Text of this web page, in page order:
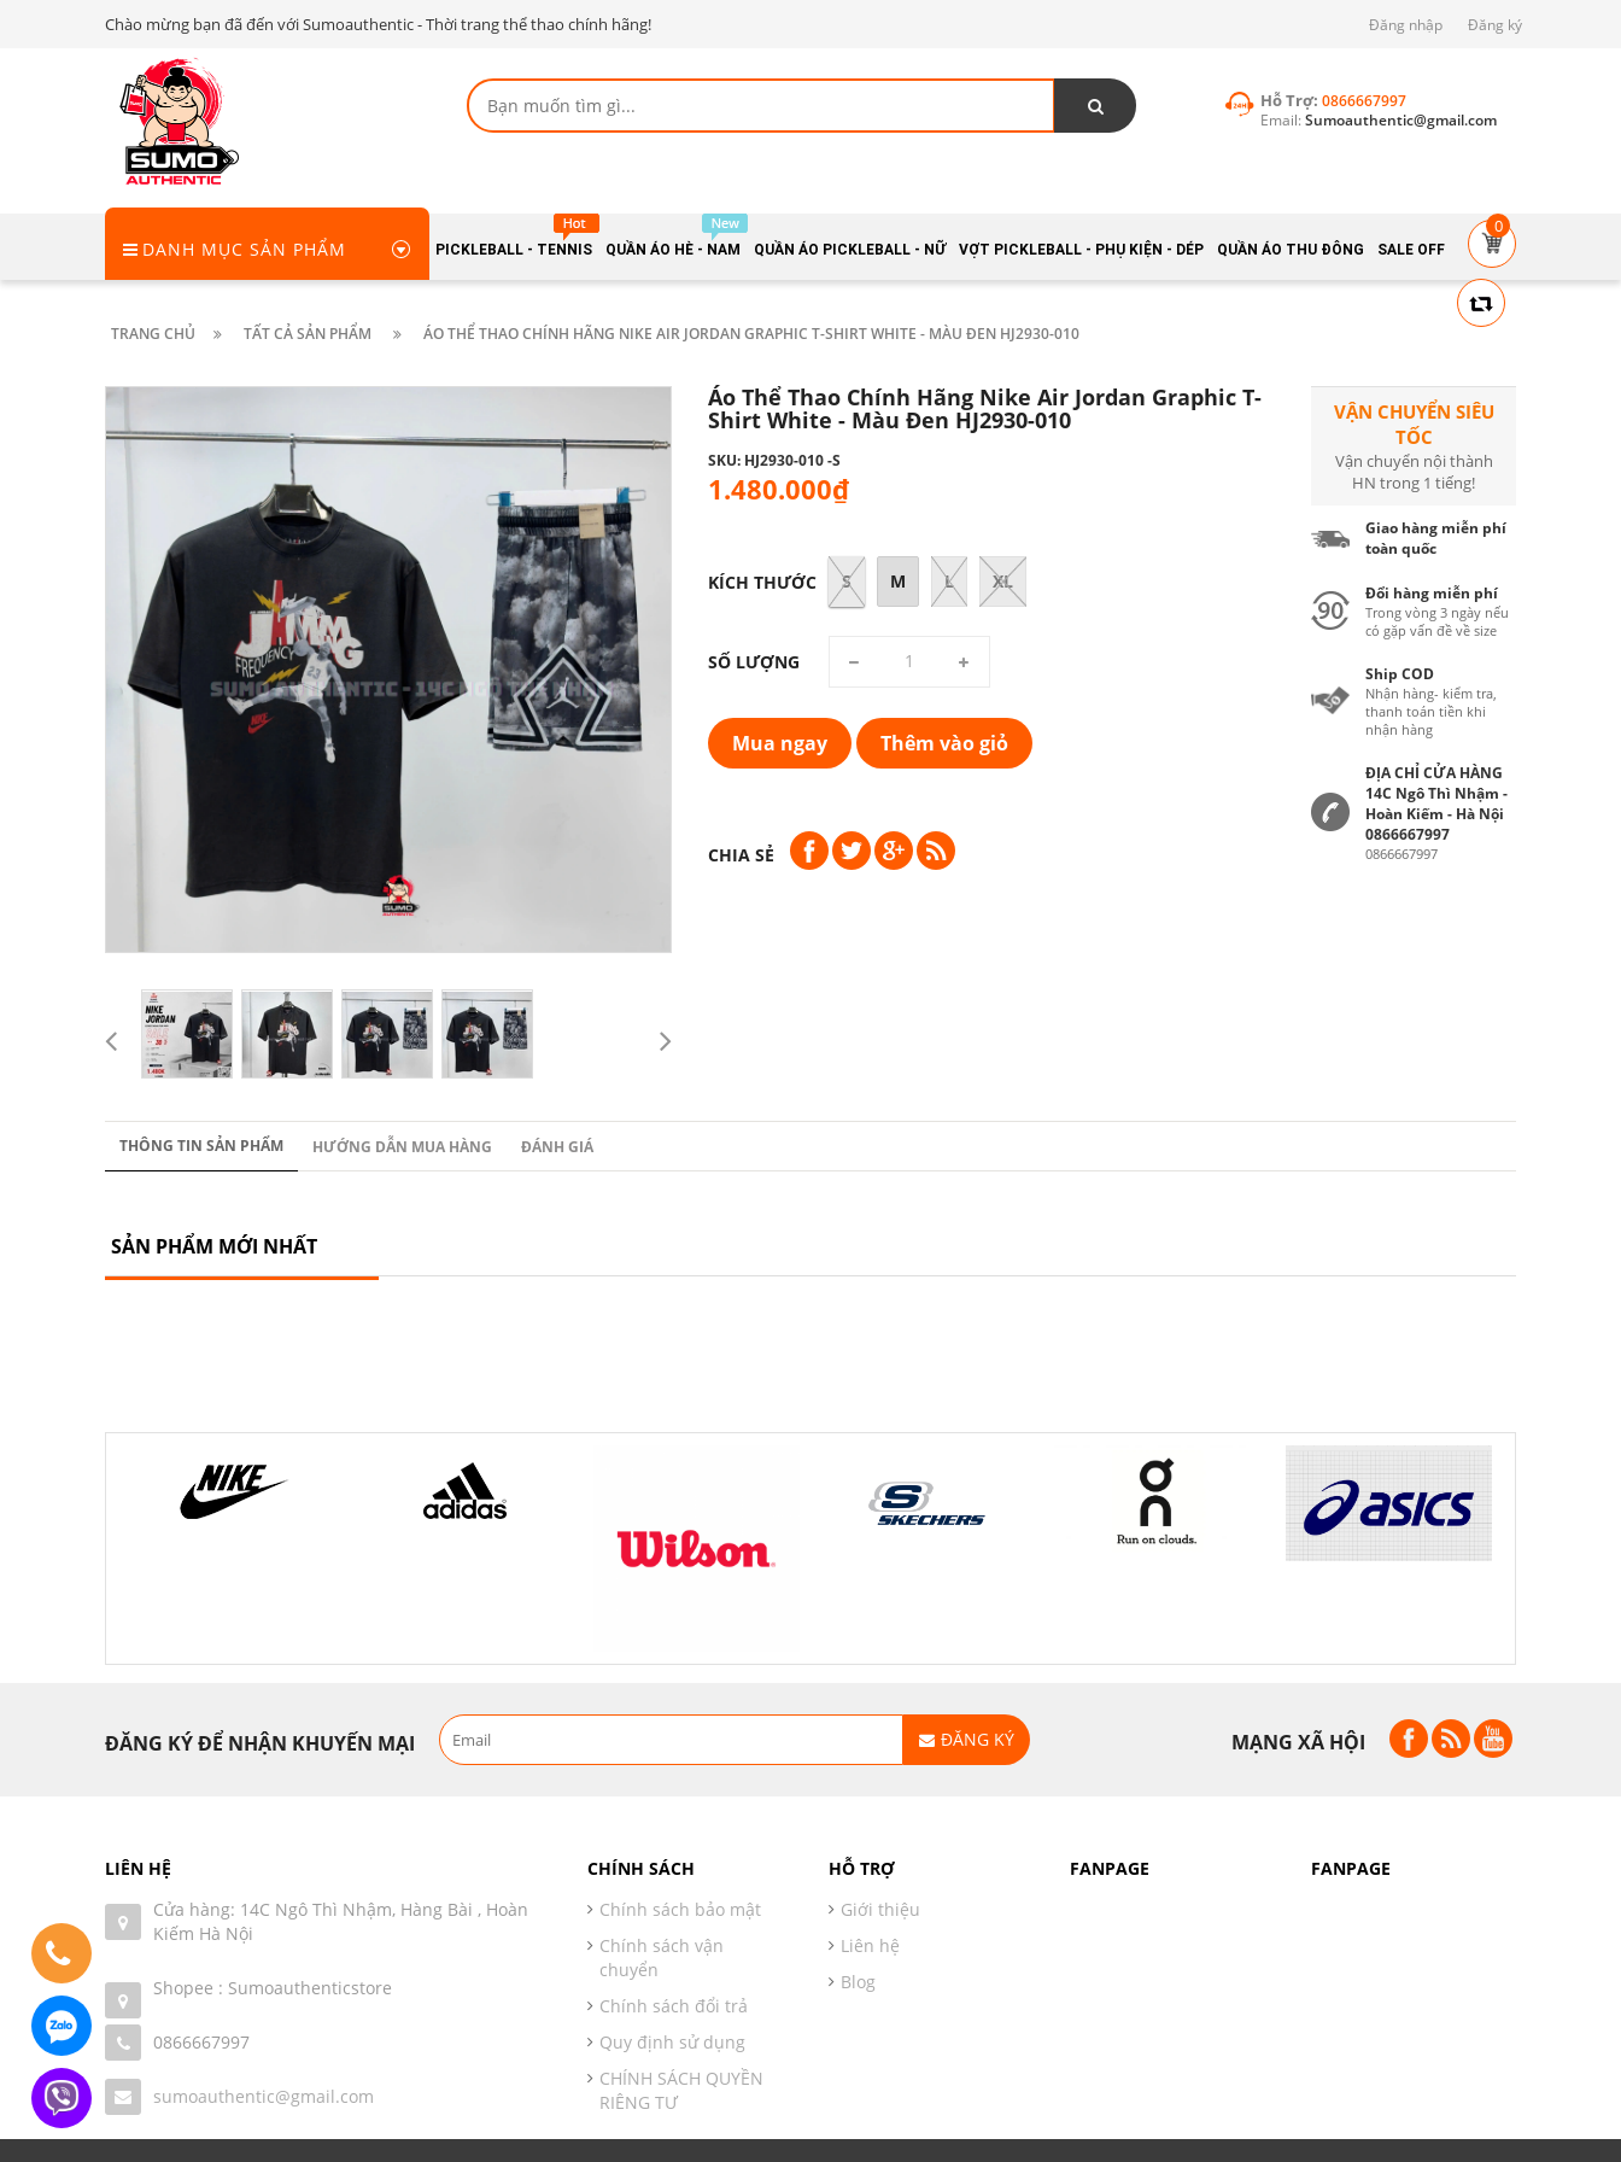
Chào mừng bạn đã đến với Sumoauthentic - Thời trang thể thao chính hãng! Đăng nhập Đăng ký
Hỗ Trợ: 0866667997
Email: Sumoauthentic@gmail.com
DANH MỤC SẢN PHẨM PICKLEBALL - TENNIS QUẦN ÁO HÈ - NAM QUẦN ÁO PICKLEBALL - NỮ VỢT PICKLEBALL - PHỤ KIỆN - DÉP QUẦN ÁO THU ĐÔNG SALE OFF
0
TRANG CHỦ TẤT CẢ SẢN PHẨM ÁO THỂ THAO CHÍNH HÃNG NIKE AIR JORDAN GRAPHIC T-SHIRT WHITE - MÀU ĐEN HJ2930-010
Áo Thể Thao Chính Hãng Nike Air Jordan Graphic T-
Shirt White - Màu Đen HJ2930-010
SKU: HJ2930-010 -S
1.480.000₫
KÍCH THƯỚC S M L XL
SỐ LƯỢNG
Mua ngay Thêm vào giỏ
CHIA SẺ
VẬN CHUYỂN SIÊU
TỐC
Vận chuyển nội thành
HN trong 1 tiếng!
Giao hàng miễn phí
toàn quốc
Đổi hàng miễn phí
Trong vòng 3 ngày nếu
có gặp vấn đề về size
Ship COD
Nhận hàng- kiểm tra,
thanh toán tiền khi
nhận hàng
ĐỊA CHỈ CỬA HÀNG
14C Ngô Thì Nhậm -
Hoàn Kiếm - Hà Nội
0866667997
0866667997
THÔNG TIN SẢN PHẨM HƯỚNG DẪN MUA HÀNG ĐÁNH GIÁ
SẢN PHẨM MỚI NHẤT
ĐĂNG KÝ ĐỂ NHẬN KHUYẾN MẠI ĐĂNG KÝ MẠNG XÃ HỘI
LIÊN HỆ
Cửa hàng: 14C Ngô Thì Nhậm, Hàng Bài , Hoàn
Kiếm Hà Nội
Shopee : Sumoauthenticstore
0866667997
sumoauthentic@gmail.com
CHÍNH SÁCH
Chính sách bảo mật
Chính sách vận
chuyển
Chính sách đổi trả
Quy định sử dụng
CHÍNH SÁCH QUYỀN
RIÊNG TƯ
HỖ TRỢ
Giới thiệu
Liên hệ
Blog
FANPAGE FANPAGE